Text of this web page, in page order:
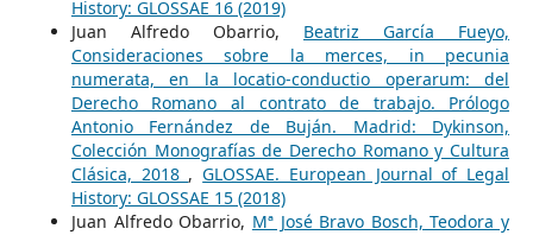
History: GLOSSAE 16 (2019)
Juan Alfredo Obarrio, Beatriz García Fueyo,
Consideraciones sobre la merces, in pecunia
numerata, en la locatio-conductio operarum: del
Derecho Romano al contrato de trabajo. Prólogo
Antonio Fernández de Buján. Madrid: Dykinson,
Colección Monografías de Derecho Romano y Cultura
Clásica, 2018 ,GLOSSAE. European Journal of Legal
History: GLOSSAE 15 (2018)
Juan Alfredo Obarrio, Mª José Bravo Bosch, Teodora y